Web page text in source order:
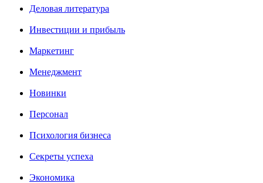
Деловая литература
Инвестиции и прибыль
Маркетинг
Менеджмент
Новинки
Персонал
Психология бизнеса
Секреты успеха
Экономика